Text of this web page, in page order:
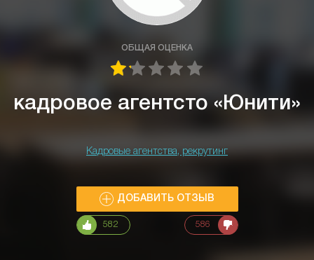
ОБЩАЯ ОЦЕНКА
кадровое агентсто «Юнити»
Кадровые агентства, рекрутинг
ДОБАВИТЬ ОТЗЫВ
582 586